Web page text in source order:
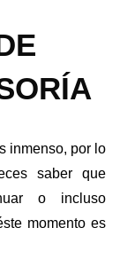
inmenso, por lo
saber que
o incluso
momento es